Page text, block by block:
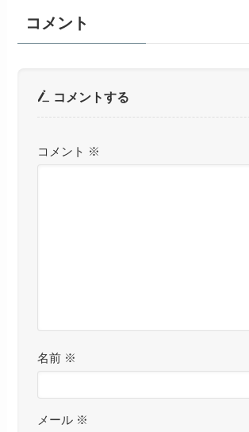
コメント
コメントする
コメント ※
名前 ※
メール ※